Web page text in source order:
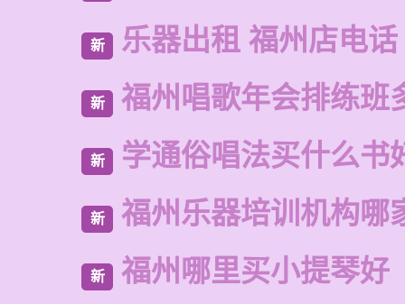
新 乐器出租 福州店电话
新 福州唱歌年会排练班
新 学通俗唱法买什么书
新 福州乐器培训机构哪
新 福州哪里买小提琴好